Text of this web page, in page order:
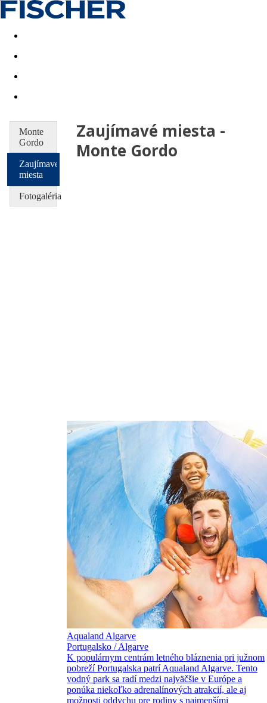
Last minute Dovolenkové kluby
Monte
Gordo
Zaujímavé
miesta
Fotogaléria
Zaujímavé miesta -
Monte Gordo
Aqualand Algarve
Portugalsko / Algarve
K populárnym centrám letného bláznenia pri južnom
pobreží Portugalska patrí Aqualand Algarve. Tento
vodný park sa radí medzi najväčšie v Európe a
ponúka niekoľko adrenalínových atrakcií, ale aj
možnosti oddychu pre rodiny s najmenšími